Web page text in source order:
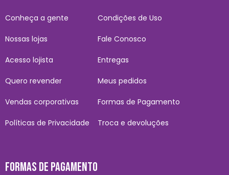
Conheça a gente
Nossas lojas
Acesso lojista
Quero revender
Vendas corporativas
Políticas de Privacidade
Condições de Uso
Fale Conosco
Entregas
Meus pedidos
Formas de Pagamento
Troca e devoluções
FORMAS DE PAGAMENTO